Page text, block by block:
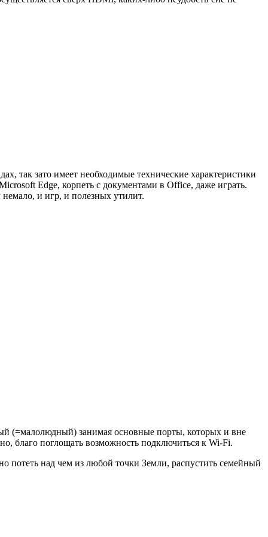
так зато имеет необходимые технические характеристики
Edge, корпеть с документами в Office, даже играть.
и игр, и полезных утилит.
(=малолюдный) занимая основные порты, которых и вне
благо поглощать возможность подключиться к Wi-Fi.
над чем из любой точки Земли, распустить семейный